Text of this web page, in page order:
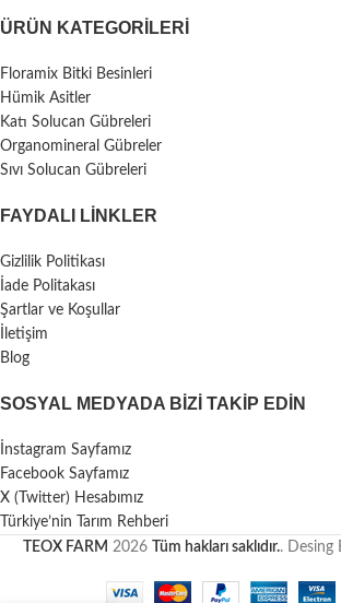
ÜRÜN KATEGORILERI
Floramix Bitki Besinleri
Hümik Asitler
Katı Solucan Gübreleri
Organomineral Gübreler
Sıvı Solucan Gübreleri
FAYDALI LİNKLER
Gizlilik Politikası
İade Politakası
Şartlar ve Koşullar
İletişim
Blog
SOSYAL MEDYADA BIZI TAKIP EDIN
İnstagram Sayfamız
Facebook Sayfamız
X (Twitter) Hesabımız
Türkiye’nin Tarım Rehberi
TEOX FARM 2026 Tüm hakları saklıdır.. Desing